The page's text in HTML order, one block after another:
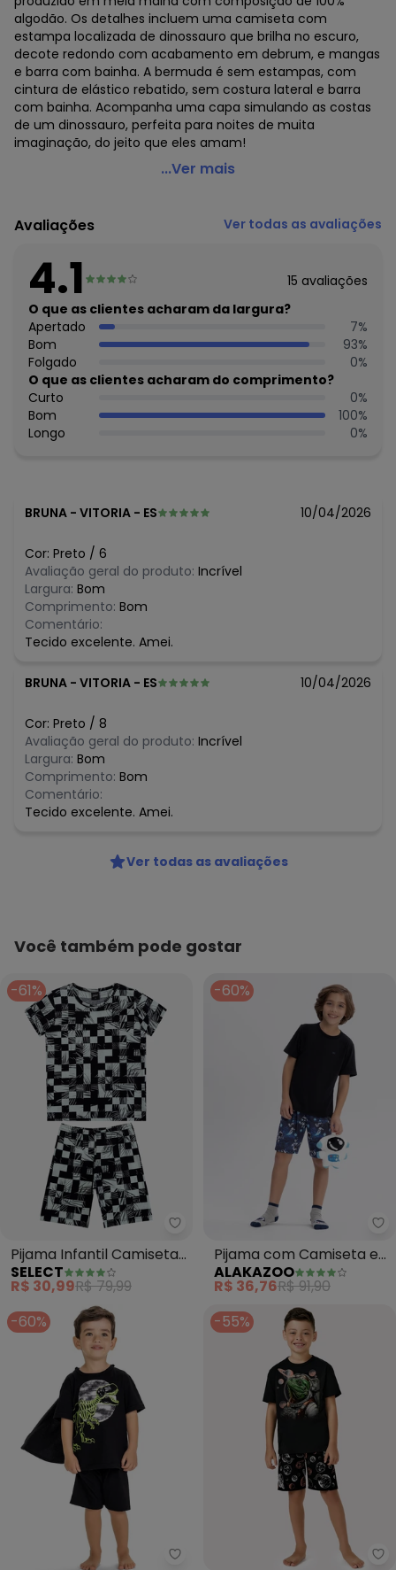
algodão. Os detalhes incluem uma camiseta com
estampa localizada de dinossauro que brilha no escuro,
decote redondo com acabamento em debrum, e mangas
e barra com bainha. A bermuda é sem estampas, com
cintura de elástico rebatido, sem costura lateral e barra
com bainha. Acompanha uma capa simulando as costas
de um dinossauro, perfeita para noites de muita
imaginação, do jeito que eles amam!
Kyly - Pijama Infantil Menino Dinossauro Preto
Modelagem: Ampla
Comprimento da manga: Curta
Forro: Não
Cinto: Não acompanha
Cintura: Média
Decote frente: Redondo
Decote costas: Redondo
Fornecedor: KYLY INDUSTRIA TEXTIL LTDA / CNPJ
78.855.830/0001-98
Feito: Brasil
Cuidados para conservação do produto: Para melhor
conservação do produto, lavar à mão com sabão neutro.
O preço apresentado abaixo é o menor oferecido em
algum dia do mês, para o menor tamanho disponível.
agosto/2026
julho/2026
junho/2026
R$ 41,96
março/2026 R$ 39,86
...Ver mais
Avaliações Ver todas as avaliações
4.1 15 avaliações
O que as clientes acharam da largura?
Apertado
7%
Bom
93%
Folgado
0%
O que as clientes acharam do comprimento?
Curto
0%
Bom
100%
Longo
0%
BRUNA - VITORIA - ES 10/04/2026
Cor: Preto / 6
Avaliação geral do produto: Incrível
Largura: Bom
Comprimento: Bom
Comentário:
Tecido excelente. Amei.
BRUNA - VITORIA - ES 10/04/2026
Cor: Preto / 8
Avaliação geral do produto: Incrível
Largura: Bom
Comprimento: Bom
Comentário:
Tecido excelente. Amei.
Ver todas as avaliações
Você também pode gostar
-61%
Select - Pijama Infantil
Pijama Infantil Camiseta
e Bermuda (Preto)
SELECT
R$ 30,99R$ 79,99
-60%
Pijama com Camiseta e
Bermuda Estampada
(Preto)
ALAKAZOO
R$ 36,76R$ 91,90
-60%
Kyly - Pijama Infantil Menino
-55%